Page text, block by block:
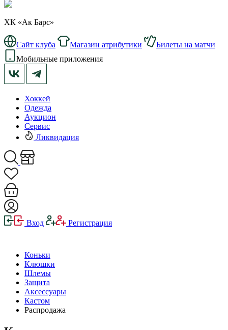
ХК «Ак Барс»
Сайт клуба Магазин атрибутики
Билеты на матчи
Мобильные приложения
Хоккей
Одежда
Аукцион
Сервис
Ликвидация
Вход Регистрация
Коньки
Клюшки
Шлемы
Защита
Аксессуары
Кастом
Распродажа